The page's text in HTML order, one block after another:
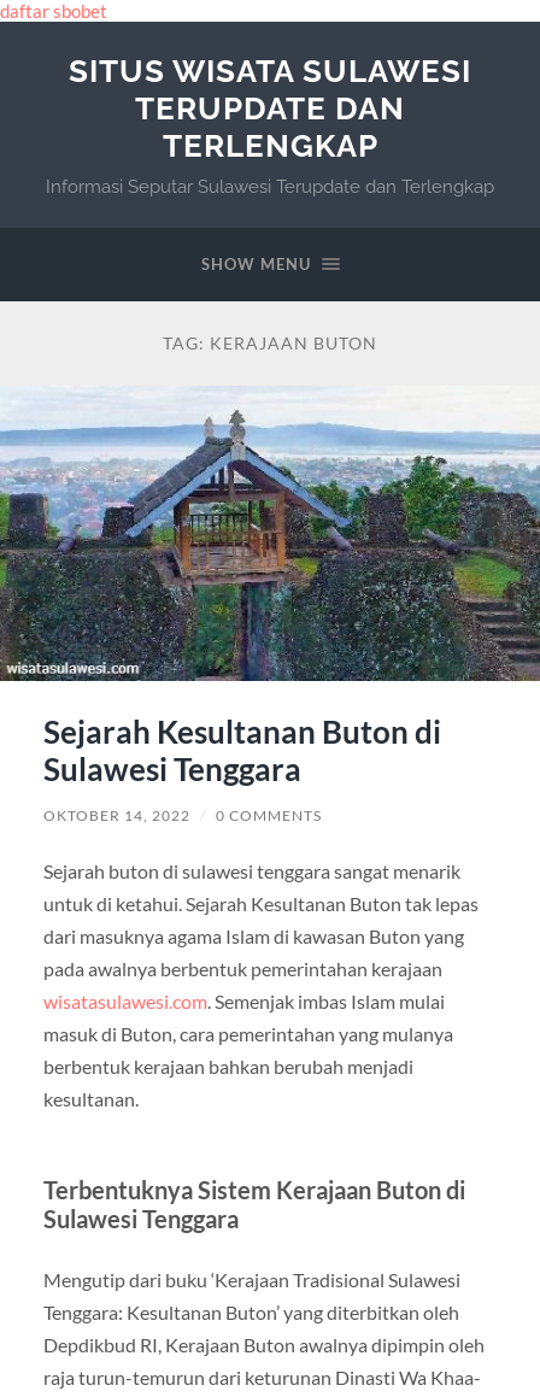
daftar sbobet
SITUS WISATA SULAWESI
TERUPDATE DAN
TERLENGKAP
Informasi Seputar Sulawesi Terupdate dan Terlengkap
SHOW MENU
TAG: KERAJAAN BUTON
Sejarah Kesultanan Buton di
Sulawesi Tenggara
OKTOBER 14, 2022 / 0 COMMENTS
Sejarah buton di sulawesi tenggara sangat menarik
untuk di ketahui. Sejarah Kesultanan Buton tak lepas
dari masuknya agama Islam di kawasan Buton yang
pada awalnya berbentuk pemerintahan kerajaan
wisatasulawesi.com. Semenjak imbas Islam mulai
masuk di Buton, cara pemerintahan yang mulanya
berbentuk kerajaan bahkan berubah menjadi
kesultanan.
Terbentuknya Sistem Kerajaan Buton di
Sulawesi Tenggara
Mengutip dari buku ‘Kerajaan Tradisional Sulawesi
Tenggara: Kesultanan Buton’ yang diterbitkan oleh
Depdikbud RI, Kerajaan Buton awalnya dipimpin oleh
raja turun-temurun dari keturunan Dinasti Wa Khaa-